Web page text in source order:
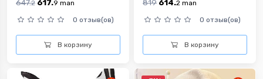
647.2 617.9 man
0 отзыв(ов)
В корзину
819 614.2 man
0 отзыв(ов)
В корзину